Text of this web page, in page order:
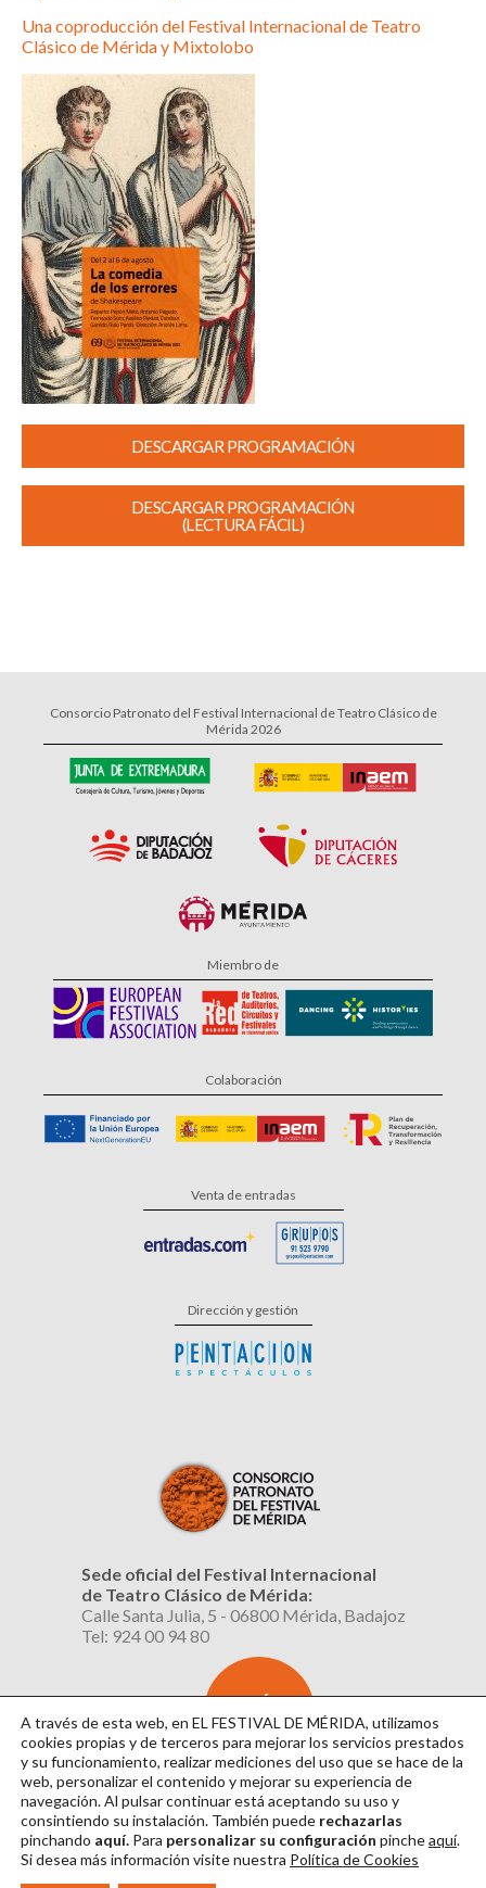
Una coproducción del Festival Internacional de Teatro
Clásico de Mérida y Mixtolobo
DESCARGAR PROGRAMACIÓN
DESCARGAR PROGRAMACIÓN
(LECTURA FÁCIL)
Consorcio Patronato del Festival Internacional de Teatro Clásico de
Mérida 2026
Miembro de
Colaboración
Venta de entradas
Dirección y gestión
Sede oficial del Festival Internacional
de Teatro Clásico de Mérida:
Calle Santa Julia, 5 - 06800 Mérida, Badajoz
Tel: 924 00 94 80
SUSCRÍBETE
AL BOLETÍN
Aviso Legal|Política de Privacidad
A través de esta web, en EL FESTIVAL DE MÉRIDA, utilizamos
cookies propias y de terceros para mejorar los servicios prestados
y su funcionamiento, realizar mediciones del uso que se hace de la
web, personalizar el contenido y mejorar su experiencia de
navegación. Al pulsar continuarestá aceptando su uso y
consintiendo su instalación. También puede rechazarlas
pinchando aquí. Para personalizar su configuración pincheaquí.
Si desea más información visite nuestra Política de Cookies